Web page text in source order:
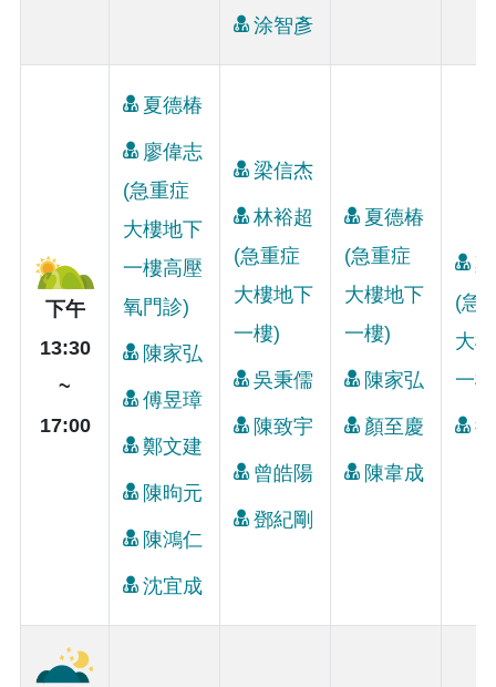
涂智彥
下午
13:30
~
17:00
夏德椿
廖偉志
(急重症
大樓地下
一樓高壓
氧門診)
陳家弘
傅昱璋
鄭文建
陳昫元
陳鴻仁
沈宜成
梁信杰
林裕超
(急重症
大樓地下
一樓)
吳秉儒
陳致宇
曾皓陽
鄧紀剛
夏德椿
(急重症
大樓地下
一樓)
陳家弘
顏至慶
陳韋成
(急
大
一